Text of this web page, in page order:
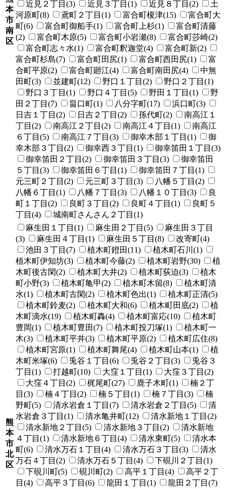
本
市
南
区
近見２丁目(3) 近見３丁目(1) 近見８丁目(2)
土
河原町(8)
鳶町２丁目(1) 富合町榎津(15)
富合町大
町(6)
富合町御船手(1) 富合町上杉(1)
富合町清藤
(2)
富合町木原(5) 富合町小岩瀬(8)
富合町莎崎(2)
富合町志々水(1)
富合町釈迦堂(4)
富合町新(2)
富合町杉島(7)
富合町田尻(1) 富合町西田尻(1)
富
合町平原(2)
富合町廻江(4) 富合町南田尻(4)
中無
田町(3)
並建町(12) 野口１丁目(2)
野口２丁目(1)
野口３丁目(1)
野口４丁目(5) 野田１丁目(1)
野
田２丁目(7)
畠口町(1) 八分字町(17)
浜口町(3)
日吉１丁目(2)
日吉２丁目(2) 孫代町(2)
南高江１
丁目(2)
南高江２丁目(2) 南高江４丁目(1)
南高江
６丁目(5)
南高江７丁目(3) 御幸木部１丁目(1)
御
幸木部３丁目(2)
御幸西３丁目(1)
御幸笛田１丁目(3)
御幸笛田２丁目(2)
御幸笛田３丁目(3)
御幸笛田
５丁目(3)
御幸笛田６丁目(1)
御幸笛田７丁目(1)
元三町２丁目(2)
元三町３丁目(3)
八幡５丁目(2)
八幡６丁目(1)
八幡７丁目(3) 八幡１０丁目(3)
良
町１丁目(2)
良町３丁目(2) 良町４丁目(1)
良町５
丁目(4)
城南町さんさん２丁目(1)
熊
本
市
北
区
麻生田１丁目(1) 麻生田２丁目(5)
麻生田３丁目
(3)
麻生田４丁目(1) 麻生田５丁目(8)
改寄町(4)
池田３丁目(7)
植木町鐙田(11)
植木町石川(1)
植木町伊知坊(3)
植木町今藤(2) 植木町岩野(30)
植
木町後古閑(2)
植木町大井(2) 植木町荻迫(3)
植木
町小野(3)
植木町亀甲(2) 植木町木留(8)
植木町清
水(1)
植木町古閑(2) 植木町色出(1)
植木町正清(5)
植木町鈴麦(2)
植木町大和(6) 植木町田底(2)
植
木町滴水(19)
植木町轟(4) 植木町富応(10)
植木町
豊岡(1)
植木町豊田(7) 植木町投刀塚(1)
植木町一
木(3)
植木町平井(3) 植木町平原(2)
植木町広住(8)
植木町宮原(1)
植木町舞尾(4) 植木町山本(1)
植
木町米塚(6)
兎谷１丁目(6) 兎谷２丁目(3)
兎谷３
丁目(1)
打越町(10) 大窪１丁目(1)
大窪３丁目(2)
大窪４丁目(2)
梶尾町(27) 鹿子木町(1)
楠２丁
目(3)
楠４丁目(2) 楠５丁目(1) 楠７丁目(3)
楠
野町(5)
清水岩倉１丁目(7) 清水岩倉２丁目(5)
清
水岩倉３丁目(1)
清水亀井町(12)
清水新地１丁目(2)
清水新地２丁目(5)
清水新地３丁目(2)
清水新地
４丁目(1)
清水新地６丁目(4) 清水東町(5)
清水本
町(6)
清水万石１丁目(4) 清水万石３丁目(3)
清水
万石４丁目(2)
清水万石５丁目(4)
下硯川２丁目(1)
下硯川町(5)
硯川町(2) 高平１丁目(4)
高平２丁
目(4)
高平３丁目(6) 龍田１丁目(1)
龍田２丁目(7)